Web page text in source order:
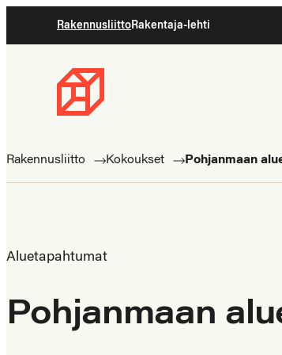
suoraan
RakennusliittoRakentaja-lehti
Rakennusliitto
ammattilaisten
Rakennusliitto Kokoukset Pohjanmaan
Aluetapahtumat
Pohjanmaan